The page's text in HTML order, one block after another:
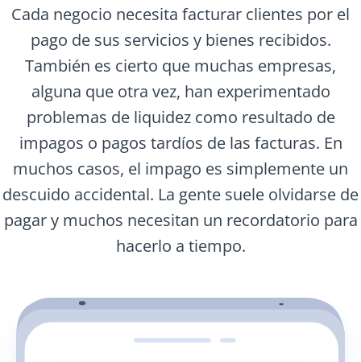
Cada negocio necesita facturar clientes por el
pago de sus servicios y bienes recibidos.
También es cierto que muchas empresas,
alguna que otra vez, han experimentado
problemas de liquidez como resultado de
impagos o pagos tardíos de las facturas. En
muchos casos, el impago es simplemente un
descuido accidental. La gente suele olvidarse de
pagar y muchos necesitan un recordatorio para
hacerlo a tiempo.